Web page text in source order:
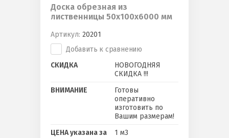
Доска обрезная из
лиственницы 50х100х6000 мм
Артикул: 20201
Добавить к сравнению
СКИДКА
НОВОГОДНЯЯ
СКИДКА !!!
ВНИМАНИЕ
Готовы
оперативно
изготовить по
Вашим размерам!
ЦЕНА указана за
1 м3